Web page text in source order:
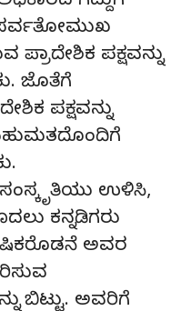
ಸರ್ವತೋಮುಖ
ಪ್ರಾದೇಶಿಕ ಪಕ್ಷವನ್ನು
ಜೊತೆಗೆ
ಪಕ್ಷವನ್ನು
ಸಂಸ್ಕೃತಿಯು ಉಳಿಸಿ,
ಕನ್ನಡಿಗರು
ಅವರ
ಬಿಟ್ಟು. ಅವರಿಗೆ